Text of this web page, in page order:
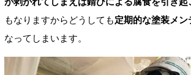
もなりますからどうしても定期的な塗装メ
なってしまいます。